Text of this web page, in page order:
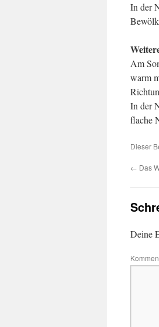
In der
Am
warm
In der
flache
Dieser
← Das
Deine